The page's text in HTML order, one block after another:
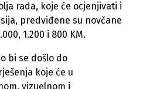
rada, koje će ocjenjivati i
predviđene su novčane
1.200 i 800 KM.
bi se došlo do
koje će u
vizuelnom i